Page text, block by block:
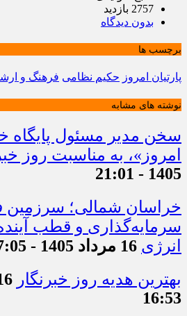
2757 بازدید
بدون دیدگاه
برچسب ها
پارتیان امروز حکیم نظامی فرهنگ و
نوشته های مشابه
سخن مدیر مسئول پایگاه
امروز»، به مناسبت روز
1405 - 21:01
خراسان شمالی؛
سرمایه‌گذاری و قطب
انرژی 16 مرداد 1405 - 17:05
بهترین هدیه روز خبرنگار
16:53